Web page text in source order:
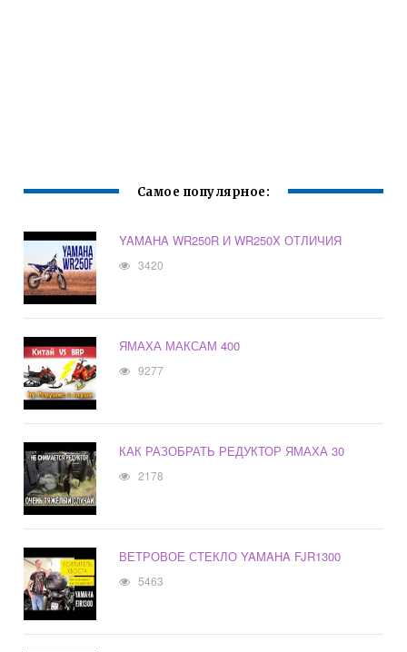
Самое популярное:
YAMAHA WR250R И WR250X ОТЛИЧИЯ
3420
ЯМАХА МАКСАМ 400
9277
КАК РАЗОБРАТЬ РЕДУКТОР ЯМАХА 30
2178
ВЕТРОВОЕ СТЕКЛО YAMAHA FJR1300
5463